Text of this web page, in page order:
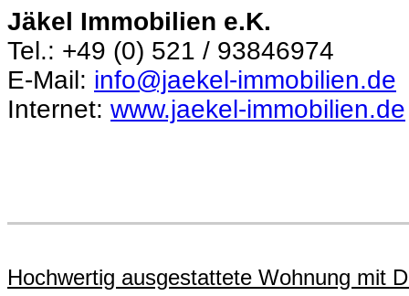
Jäkel Immobilien e.K.
Tel.: +49 (0) 521 / 93846974
E-Mail: info@jaekel-immobilien.de
Internet: www.jaekel-immobilien.de
Hochwertig ausgestattete Wohnung mit